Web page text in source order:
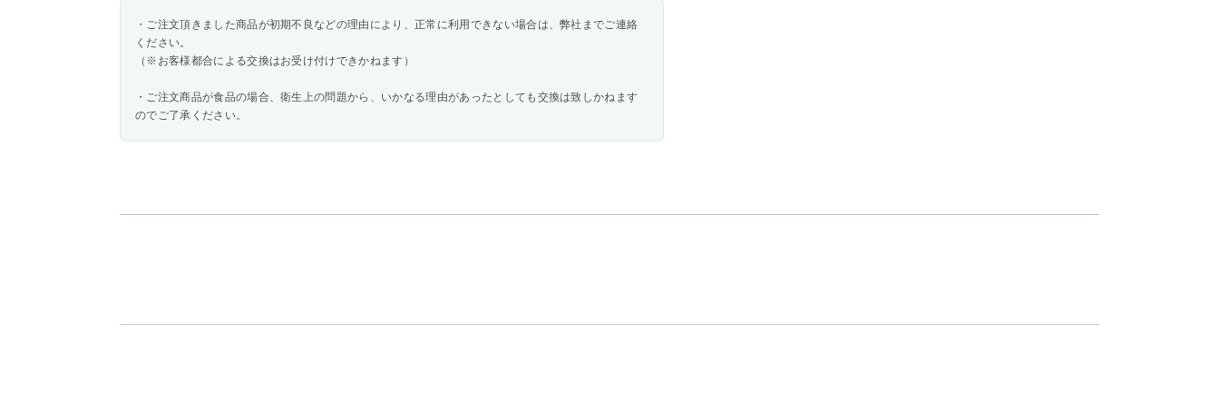
・ご注文頂きました商品が初期不良などの理由により、正常に利用できない場合は、弊社までご連絡
ください。
（※お客様都合による交換はお受け付けできかねます）
・ご注文商品が食品の場合、衛生上の問題から、いかなる理由があったとしても交換は致しかねます
のでご了承ください。